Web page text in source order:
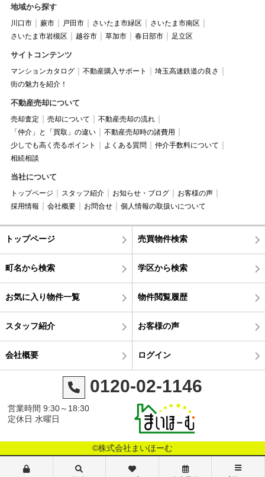
地域から探す
川口市 蕨市 戸田市 さいたま市緑区
さいたま市南区
さいたま市岩槻区
越谷市 草加市 春日部市 足立区
サイトコンテンツ
マンションカタログ 不動産購入サポート
埼玉高速鉄道の良さ
街の魅力を紹介！
不動産売却について
売却査定 売却について
不動産売却の流れ
「仲介」と「買取」の違い
不動産売却時の諸費用
少しでも高く売るポイント
よくある質問
仲介手数料について
相続相談
当社について
トップページ スタッフ紹介 お知らせ・ブログ
お客様の声
採用情報
会社概要 お問合せ 個人情報の取扱いについて
トップページ 売買物件検索
町名から検索 学区から検索
お気に入り物件一覧 物件閲覧履歴
スタッフ紹介 お客様の声
会社概要 ログイン
0120-02-1146
営業時間 9:30～18:30
定休日 水曜日
©株式会社まいほーむ